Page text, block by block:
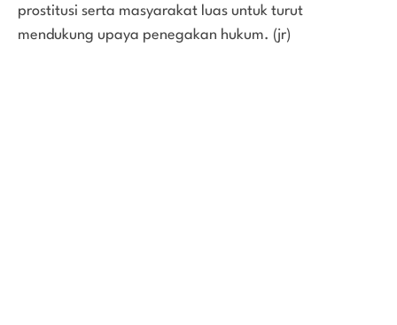
prostitusi serta masyarakat luas untuk turut
mendukung upaya penegakan hukum. (jr)